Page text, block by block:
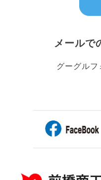
メールで
グーグルフ